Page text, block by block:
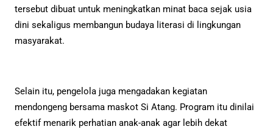
tersebut dibuat untuk meningkatkan minat baca sejak usia
dini sekaligus membangun budaya literasi di lingkungan
masyarakat.
Selain itu, pengelola juga mengadakan kegiatan
mendongeng bersama maskot Si Atang. Program itu dinilai
efektif menarik perhatian anak-anak agar lebih dekat